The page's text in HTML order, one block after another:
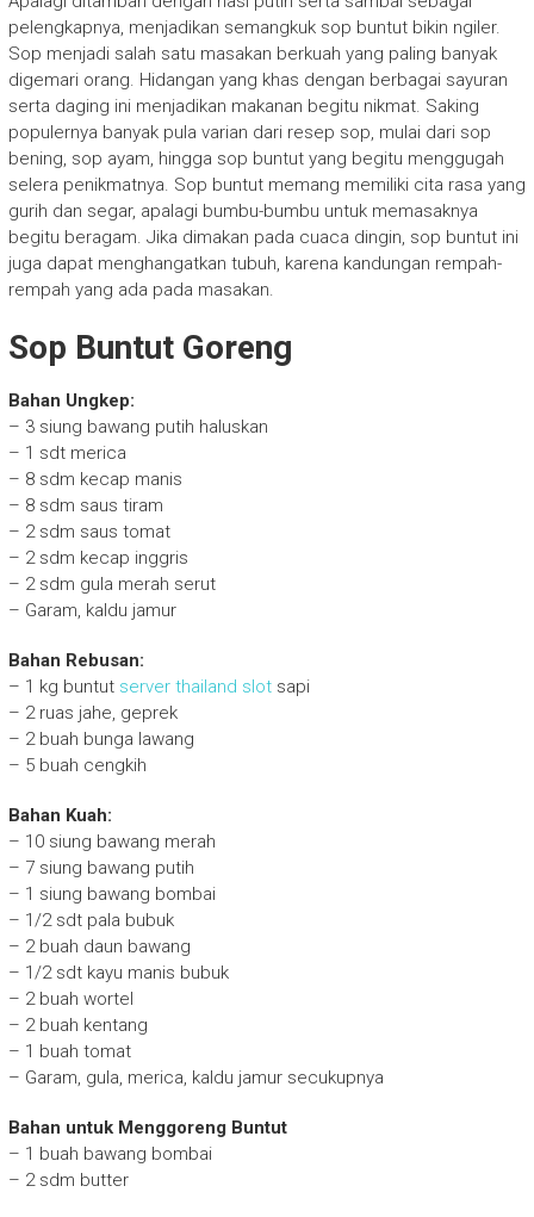
pelengkapnya, menjadikan semangkuk sop buntut bikin ngiler.
Sop menjadi salah satu masakan berkuah yang paling banyak
digemari orang. Hidangan yang khas dengan berbagai sayuran
serta daging ini menjadikan makanan begitu nikmat. Saking
populernya banyak pula varian dari resep sop, mulai dari sop
bening, sop ayam, hingga sop buntut yang begitu menggugah
selera penikmatnya. Sop buntut memang memiliki cita rasa yang
gurih dan segar, apalagi bumbu-bumbu untuk memasaknya
begitu beragam. Jika dimakan pada cuaca dingin, sop buntut ini
juga dapat menghangatkan tubuh, karena kandungan rempah-
rempah yang ada pada masakan.
Sop Buntut Goreng
Bahan Ungkep:
– 3 siung bawang putih haluskan
– 1 sdt merica
– 8 sdm kecap manis
– 8 sdm saus tiram
– 2 sdm saus tomat
– 2 sdm kecap inggris
– 2 sdm gula merah serut
– Garam, kaldu jamur
Bahan Rebusan:
– 1 kg buntut server thailand slotsapi
– 2 ruas jahe, geprek
– 2 buah bunga lawang
– 5 buah cengkih
Bahan Kuah:
– 10 siung bawang merah
– 7 siung bawang putih
– 1 siung bawang bombai
– 1/2 sdt pala bubuk
– 2 buah daun bawang
– 1/2 sdt kayu manis bubuk
– 2 buah wortel
– 2 buah kentang
– 1 buah tomat
– Garam, gula, merica, kaldu jamur secukupnya
Bahan untuk Menggoreng Buntut
– 1 buah bawang bombai
– 2 sdm butter